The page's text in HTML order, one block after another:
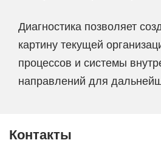
Диагностика позволяет
картину текущей
процессов и системы
направлений для
Контакты